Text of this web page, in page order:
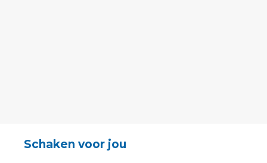
Schaken voor jou